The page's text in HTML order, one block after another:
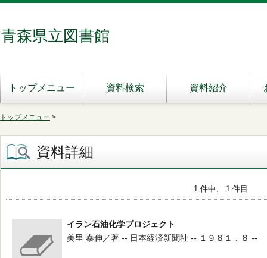
青森県立図書館
トップメニュー 資料検索 資料紹介
トップメニュー >
資料詳細
1 件中、 1 件目
イラン石油化学プロジェクト
美里 泰伸／著 -- 日本経済新聞社 -- １９８１．８ --